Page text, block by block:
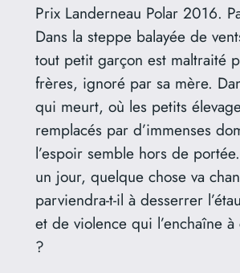
Prix Landerneau Polar 2016.
Dans la steppe balayée de
tout petit garçon est maltraité
frères, ignoré par sa mère.
qui meurt, où les petits
remplacés par d’immenses
l’espoir semble hors de
un jour, quelque chose va
parviendra-t-il à desserrer
et de violence qui l’enchaîne
?